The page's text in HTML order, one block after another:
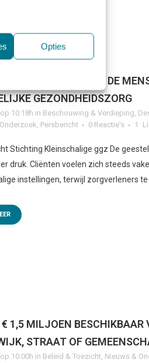
Opties
KLEINSCHALIGE GGZ: DE
GEZONDHEIDSZORG
10:18h in Beschouwing & Verdieping,
, Persbericht 0 Reactie's 1
Stichting Kleinschalige ggz De
druk. Cliënten voelen zich steeds
instellingen, terwijl zorgverleners te
€ 1,5 MILJOEN BESCHIKBAAR
STRAAT OF
10:00h in Beleid & Toezicht, Nieuws &